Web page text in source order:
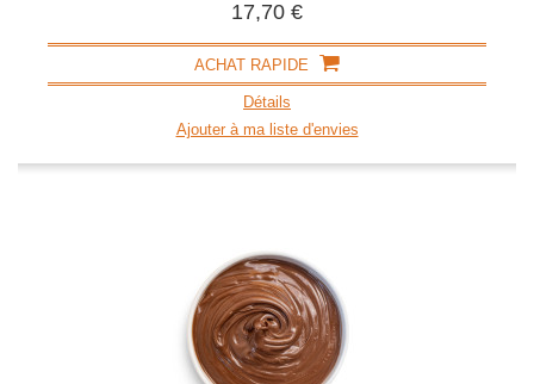
17,70 €
ACHAT RAPIDE
Détails
Ajouter à ma liste d'envies